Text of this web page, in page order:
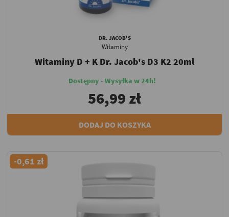
DR. JACOB'S
Witaminy
Witaminy D + K Dr. Jacob's D3 K2 20ml
Dostępny - Wysyłka w 24h!
56,99 zł
DODAJ DO KOSZYKA
-0,61 zł